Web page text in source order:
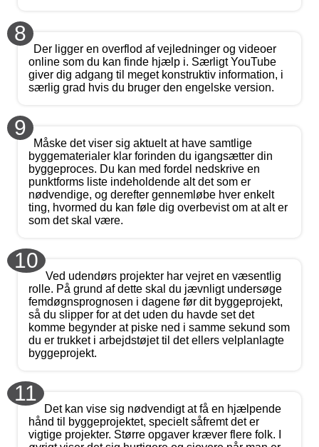
8
Der ligger en overflod af vejledninger og videoer
online som du kan finde hjælp i. Særligt YouTube
giver dig adgang til meget konstruktiv information, i
særlig grad hvis du bruger den engelske version.
9
Måske det viser sig aktuelt at have samtlige
byggematerialer klar forinden du igangsætter din
byggeproces. Du kan med fordel nedskrive en
punktforms liste indeholdende alt det som er
nødvendige, og derefter gennemløbe hver enkelt
ting, hvormed du kan føle dig overbevist om at alt er
som det skal være.
10
Ved udendørs projekter har vejret en væsentlig
rolle. På grund af dette skal du jævnligt undersøge
femdøgnsprognosen i dagene før dit byggeprojekt,
så du slipper for at det uden du havde set det
komme begynder at piske ned i samme sekund som
du er trukket i arbejdstøjet til det ellers velplanlagte
byggeprojekt.
11
Det kan vise sig nødvendigt at få en hjælpende
hånd til byggeprojektet, specielt såfremt det er
vigtige projekter. Større opgaver kræver flere folk. I